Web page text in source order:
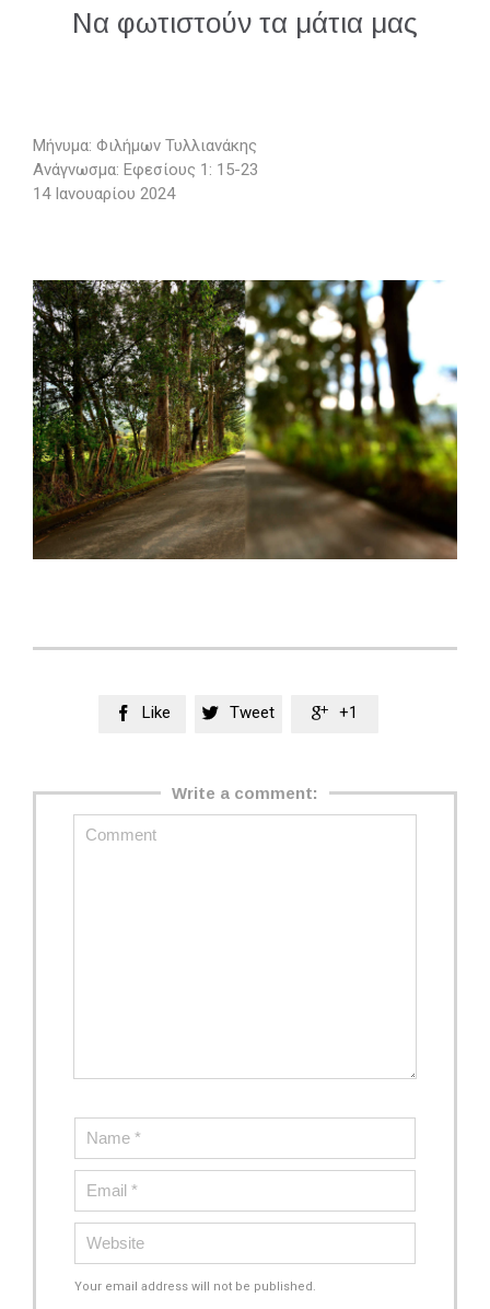
Να φωτιστούν τα μάτια μας
Μήνυμα: Φιλήμων Τυλλιανάκης
Ανάγνωσμα: Εφεσίους 1: 15-23
14 Ιανουαρίου 2024
 Like  Tweet  +1
Write a comment:
Your email address will not be published.